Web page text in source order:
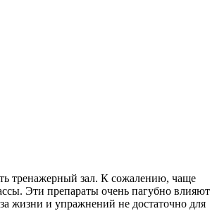
тренажерный зал. К сожалению, чаще
Эти препараты очень пагубно влияют
жизни и упражнений не достаточно для